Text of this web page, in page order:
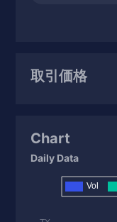
取引価格
Chart
Daily Data